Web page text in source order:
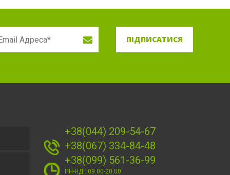
ПІДПИСАТИСЯ
+38(044) 209-54-67
+38(067) 334-84-48
+38(099) 561-36-99
ПН-НД : 09:00-20:00